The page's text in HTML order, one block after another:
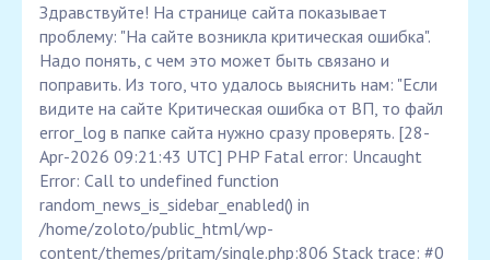
Здравствуйте! На странице сайта показывает
проблему: "На сайте возникла критическая ошибка".
Надо понять, с чем это может быть связано и
поправить. Из того, что удалось выяснить нам: "Если
видите на сайте Критическая ошибка от ВП, то файл
error_log в папке сайта нужно сразу проверять. [28-
Apr-2026 09:21:43 UTC] PHP Fatal error: Uncaught
Error: Call to undefined function
random_news_is_sidebar_enabled() in
/home/zoloto/public_html/wp-
content/themes/pritam/single.php:806 Stack trace: #0